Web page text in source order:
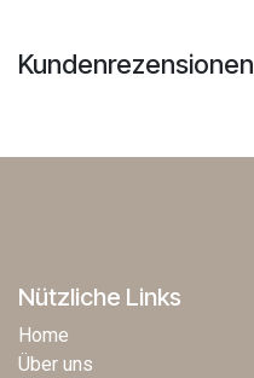
Kundenrezensionen
Nützliche Links
Home
Über uns